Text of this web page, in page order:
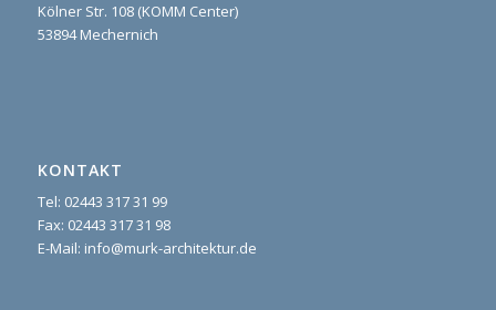
Kölner Str. 108 (KOMM Center)
53894 Mechernich
KONTAKT
Tel: 02443 317 31 99
Fax: 02443 317 31 98
E-Mail: info@murk-architektur.de